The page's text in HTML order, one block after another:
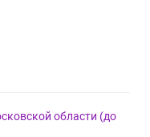
области (до